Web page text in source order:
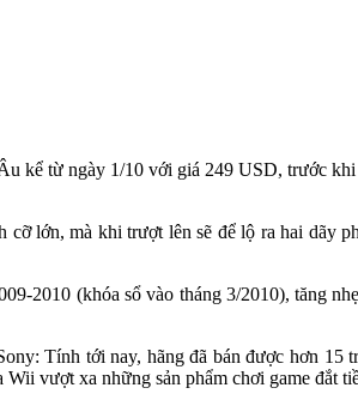
kể từ ngày 1/10 với giá 249 USD, trước
cỡ lớn, mà khi trượt lên sẽ để lộ ra hai
2010 (khóa sổ vào tháng 3/2010), tăng
Tính tới nay, hãng đã bán được hơn
vượt xa những sản phẩm chơi game đắt